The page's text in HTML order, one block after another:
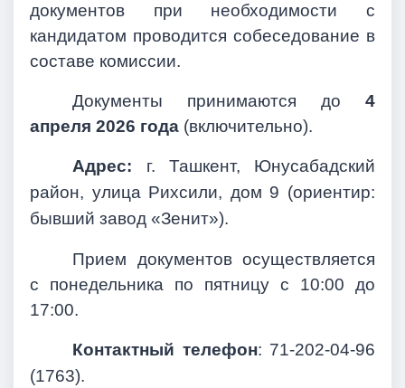
документов при необходимости с
кандидатом проводится собеседование в
составе комиссии.
Документы принимаются до 4
апреля 2026 года (включительно).
Адрес: г. Ташкент, Юнусабадский
район, улица Рихсили, дом 9 (ориентир:
бывший завод «Зенит»).
Прием документов осуществляется
с понедельника по пятницу с 10:00 до
17:00.
Контактный телефон: 71-202-04-96
(1763).